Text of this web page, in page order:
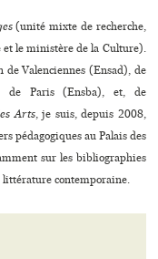
(unité mixte de recherche,
et le ministère de la Culture).
de Valenciennes (Ensad), de
de Paris (Ensba), et, de
Arts, je suis, depuis 2008,
pédagogiques au Palais des
sur les bibliographies
littérature contemporaine.